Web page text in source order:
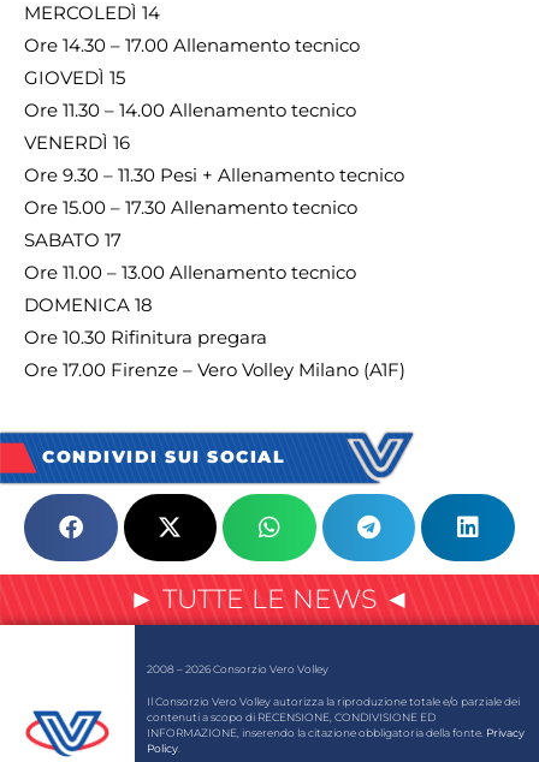
MERCOLEDÌ 14
Ore 14.30 – 17.00 Allenamento tecnico
GIOVEDÌ 15
Ore 11.30 – 14.00 Allenamento tecnico
VENERDÌ 16
Ore 9.30 – 11.30 Pesi + Allenamento tecnico
Ore 15.00 – 17.30 Allenamento tecnico
SABATO 17
Ore 11.00 – 13.00 Allenamento tecnico
DOMENICA 18
Ore 10.30 Rifinitura pregara
Ore 17.00 Firenze – Vero Volley Milano (A1F)
CONDIVIDI SUI SOCIAL
► TUTTE LE NEWS ◄
2008 – 2026 Consorzio Vero Volley
Il Consorzio Vero Volley autorizza la riproduzione totale e/o parziale dei
contenuti a scopo di RECENSIONE, CONDIVISIONE ED
INFORMAZIONE, inserendo la citazione obbligatoria della fonte. Privacy
Policy